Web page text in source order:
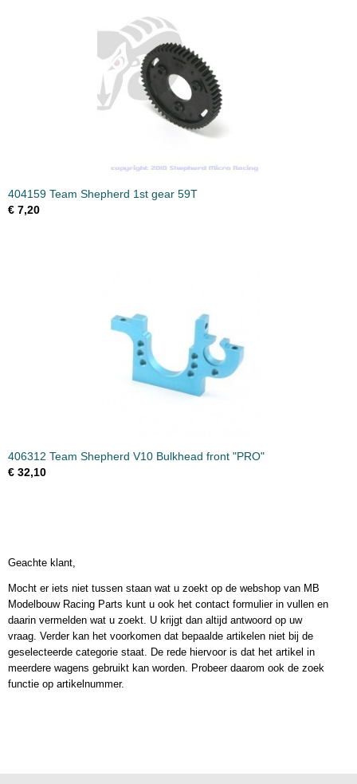
404159 Team Shepherd 1st gear 59T
€ 7,20
406312 Team Shepherd V10 Bulkhead front "PRO"
€ 32,10
Geachte klant,
Mocht er iets niet tussen staan wat u zoekt op de webshop van MB
Modelbouw Racing Parts kunt u ook het contact formulier in vullen en
daarin vermelden wat u zoekt. U krijgt dan altijd antwoord op uw
vraag. Verder kan het voorkomen dat bepaalde artikelen niet bij de
geselecteerde categorie staat. De rede hiervoor is dat het artikel in
meerdere wagens gebruikt kan worden. Probeer daarom ook de zoek
functie op artikelnummer.